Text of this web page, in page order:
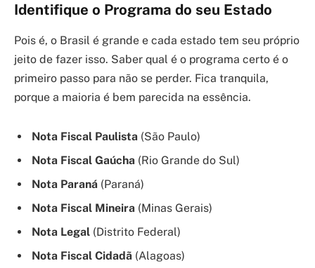
Identifique o Programa do seu Estado
Pois é, o Brasil é grande e cada estado tem seu próprio
jeito de fazer isso. Saber qual é o programa certo é o
primeiro passo para não se perder. Fica tranquila,
porque a maioria é bem parecida na essência.
Nota Fiscal Paulista (São Paulo)
Nota Fiscal Gaúcha (Rio Grande do Sul)
Nota Paraná (Paraná)
Nota Fiscal Mineira (Minas Gerais)
Nota Legal (Distrito Federal)
Nota Fiscal Cidadã (Alagoas)